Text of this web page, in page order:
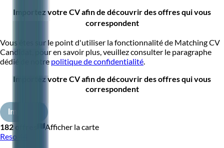
Importez votre CV afin de découvrir des offres qui vous
correspondent
Vous êtes sur le point d'utiliser la fonctionnalité de Matching CV
Candidat, pour en savoir plus, veuillez consulter le paragraphe
dédié de notre politique de confidentialité
Importez votre CV afin de découvrir des offres qui vous
correspondent
Importer
182 offres
Afficher la carte
Reso 44